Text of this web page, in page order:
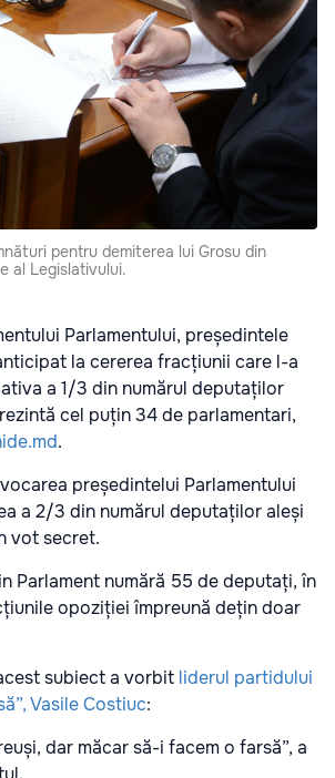
pentru demiterea lui Grosu din
al Legislativului.
Parlamentului, președintele
la cererea fracțiunii care l-a
a 1/3 din numărul deputaților
cel puțin 34 de parlamentari,
.
președintelui Parlamentului
a 2/3 din numărul deputaților aleși
vot secret.
Parlament numără 55 de deputați, în
opoziției împreună dețin doar
subiect a vorbit liderul partidului
Vasile Costiuc:
dar măcar să-i facem o farsă”, a